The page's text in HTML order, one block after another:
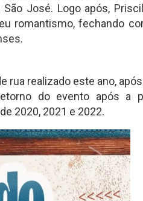
José. Logo após,
romantismo, fechando
rua realizado este ano,
do evento após a
2020, 2021 e 2022.